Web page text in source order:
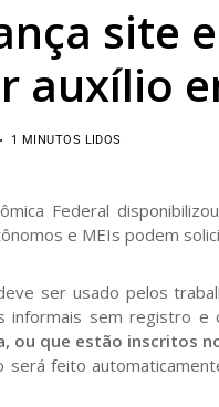
site
auxílio
1 MINUTOS LIDOS
Federal
e MEIs podem
ser usado pelos
informais sem registro e
ou que estão inscritos
será feito